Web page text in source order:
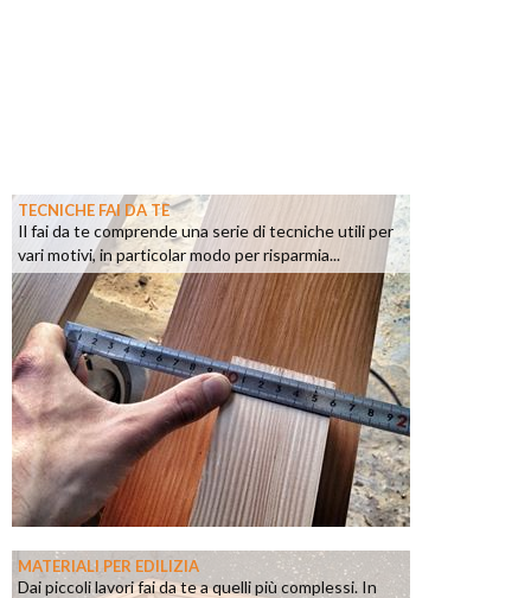
TECNICHE FAI DA TE
Il fai da te comprende una serie di tecniche utili per
vari motivi, in particolar modo per risparmia...
MATERIALI PER EDILIZIA
Dai piccoli lavori fai da te a quelli più complessi. In